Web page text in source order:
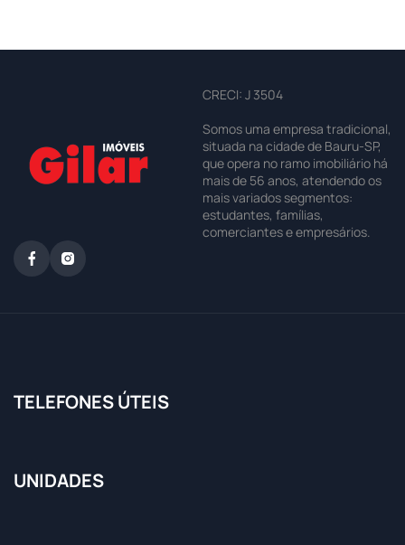
CRECI: J 3504
Somos uma empresa tradicional,
situada na cidade de Bauru-SP,
que opera no ramo imobiliário há
mais de 56 anos, atendendo os
mais variados segmentos:
estudantes, famílias,
comerciantes e empresários.
TELEFONES ÚTEIS
UNIDADES